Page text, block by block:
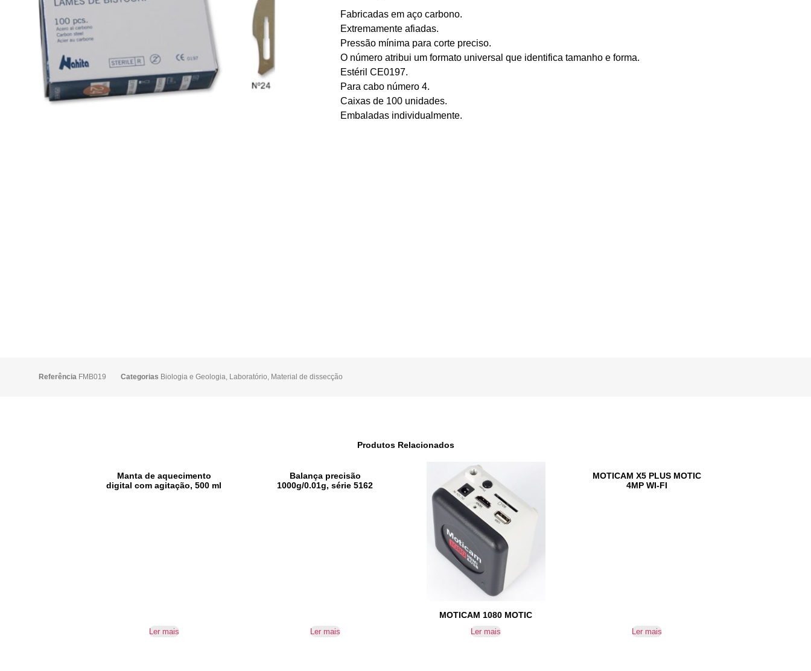
Fabricadas em aço carbono.
Extremamente afiadas.
Pressão mínima para corte preciso.
O número atribui um formato universal que identifica tamanho e forma.
Estéril CE0197.
Para cabo número 4.
Caixas de 100 unidades.
Embaladas individualmente.
Referência FMB019 Categorias Biologia e Geologia, Laboratório, Material de dissecção
Produtos Relacionados
Manta de aquecimento
digital com agitação, 500 ml
Ler mais
Balança precisão
1000g/0.01g, série 5162
Ler mais
MOTICAM 1080 MOTIC
Ler mais
MOTICAM X5 PLUS MOTIC
4MP WI-FI
Ler mais